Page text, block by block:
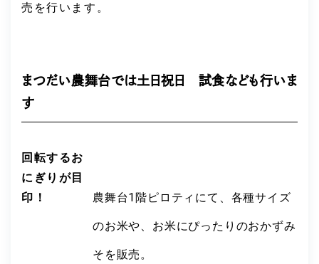
売を行います。
まつだい農舞台では土日祝日 試食なども行いま
す
回転するお
にぎりが目
印！
農舞台1階ピロティにて、各種サイズ
のお米や、お米にぴったりのおかずみ
そを販売。